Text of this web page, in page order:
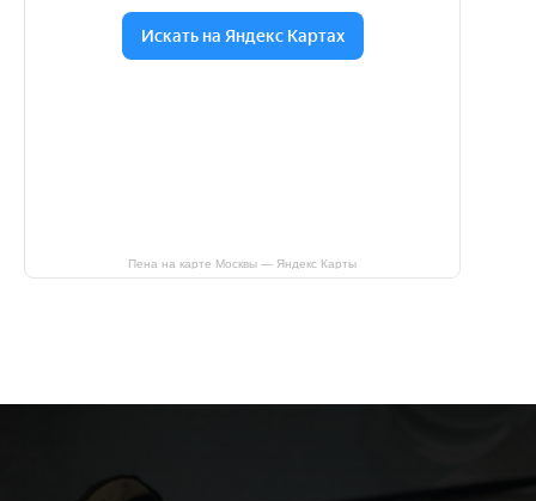
Пена на карте Москвы — Яндекс Карты